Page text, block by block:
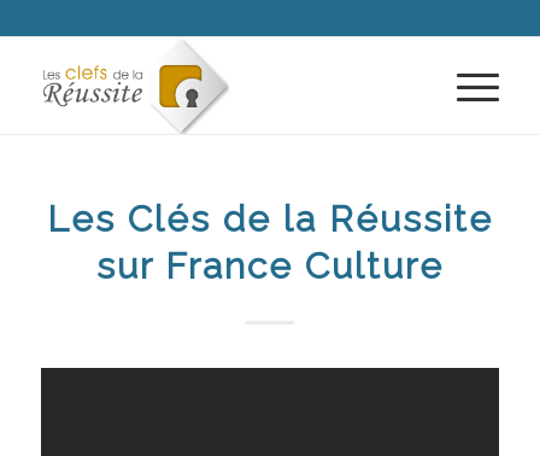
Les Clés de la Réussite
sur France Culture